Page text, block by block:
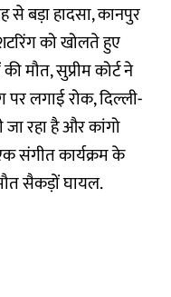
से बड़ा हादसा, कानपुर
को खोलते हुए
मौत, सुप्रीम कोर्ट ने
पर लगाई रोक, दिल्ली-
रहा है और कांगो
संगीत कार्यक्रम के
सैकड़ों घायल.